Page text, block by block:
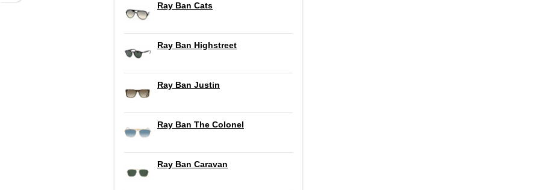
Ray Ban Cats
Ray Ban Highstreet
Ray Ban Justin
Ray Ban The Colonel
Ray Ban Caravan